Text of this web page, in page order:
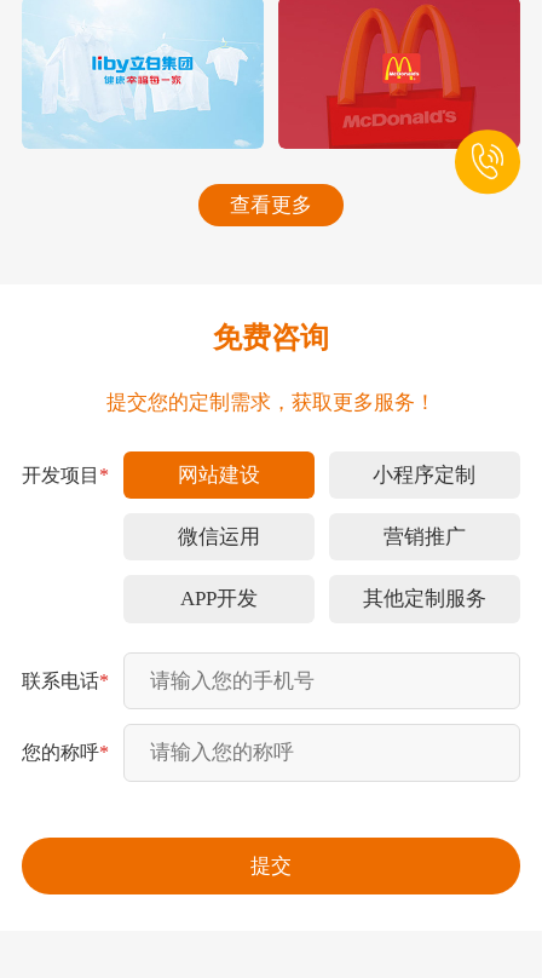
查看更多
免费咨询
提交您的定制需求，获取更多服务！
开发项目 * 网站建设 小程序定制
微信运用 营销推广
APP开发 其他定制服务
联系电话*
您的称呼*